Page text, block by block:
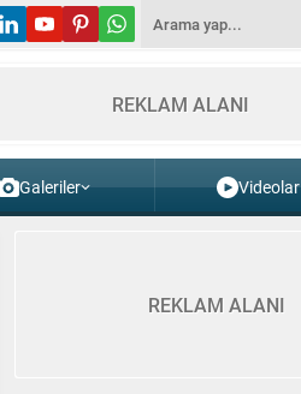
REKLAM ALANI
Galeriler Videolar
REKLAM ALANI